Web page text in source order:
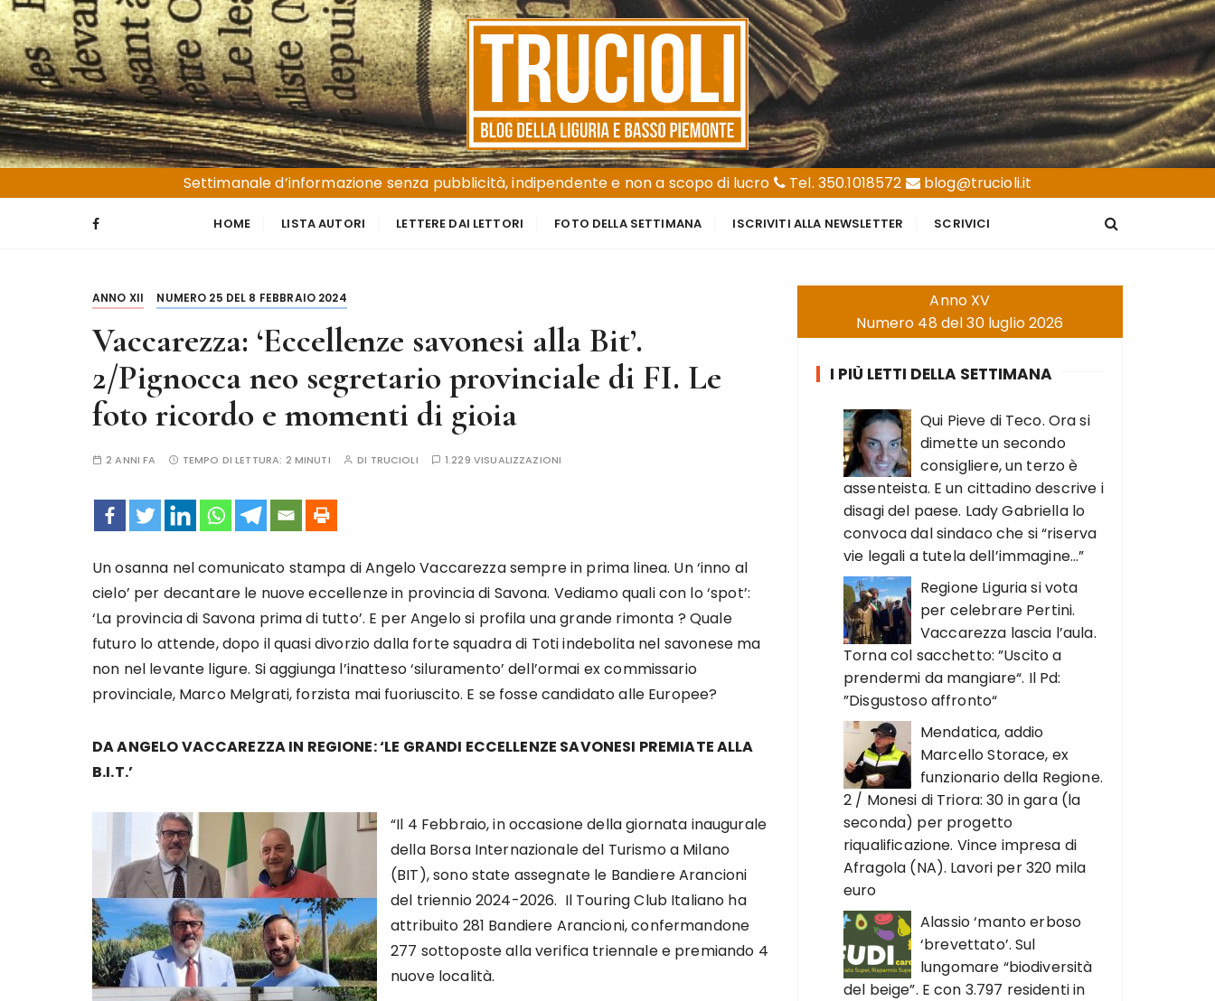
S
a
l
t
a
a
l
c
Trucioli
Liguria e Basso Piemonte
Settimanale d’informazione senza pubblicità, indipendente e non a scopo di lucro
Tel. 350.1018572 blog@trucioli.it
HOME LISTA AUTORI LETTERE DAI LETTORI FOTO DELLA SETTIMANA ISCRIVITI ALLA NEWSLETTER SCRIVICI
ANNO XII NUMERO 25 DEL 8 FEBBRAIO 2024
Vaccarezza: ‘Eccellenze savonesi alla Bit’.
2/Pignocca neo segretario provinciale di FI. Le
foto ricordo e momenti di gioia
2 ANNI FA TEMPO DI LETTURA: 2 MINUTI DI TRUCIOLI 1.229 VISUALIZZAZIONI
Un osanna nel comunicato stampa di Angelo Vaccarezza sempre in prima linea. Un ‘inno al
cielo’ per decantare le nuove eccellenze in provincia di Savona. Vediamo quali con lo ‘spot’:
‘La provincia di Savona prima di tutto’. E per Angelo si profila una grande rimonta ? Quale
futuro lo attende, dopo il quasi divorzio dalla forte squadra di Toti indebolita nel savonese ma
non nel levante ligure. Si aggiunga l’inatteso ‘siluramento’ dell’ormai ex commissario
provinciale, Marco Melgrati, forzista mai fuoriuscito. E se fosse candidato alle Europee?
DA ANGELO VACCAREZZA IN REGIONE: ‘LE GRANDI ECCELLENZE SAVONESI PREMIATE ALLA
B.I.T.’
“Il 4 Febbraio, in occasione della giornata inaugurale
della Borsa Internazionale del Turismo a Milano
(BIT), sono state assegnate le Bandiere Arancioni
del triennio 2024-2026. Il Touring Club Italiano ha
attribuito 281 Bandiere Arancioni, confermandone
277 sottoposte alla verifica triennale e premiando 4
nuove località.
Anno XV
Numero 48 del 30 luglio 2026
I PIÙ LETTI DELLA SETTIMANA
Qui Pieve di Teco. Ora si
dimette un secondo
consigliere, un terzo è
assenteista. E un cittadino descrive i
disagi del paese. Lady Gabriella lo
convoca dal sindaco che si “riserva
vie legali a tutela dell’immagine…”
Regione Liguria si vota
per celebrare Pertini.
Vaccarezza lascia l’aula.
Torna col sacchetto: ”Uscito a
prendermi da mangiare“. Il Pd:
”Disgustoso affronto“
Mendatica, addio
Marcello Storace, ex
funzionario della Regione.
2 / Monesi di Triora: 30 in gara (la
seconda) per progetto
riqualificazione. Vince impresa di
Afragola (NA). Lavori per 320 mila
euro
Alassio ‘manto erboso
‘brevettato’. Sul
lungomare “biodiversità
del beige”. E con 3.797 residenti in